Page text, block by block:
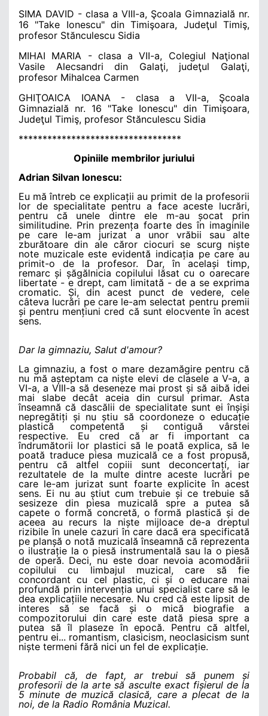
SIMA DAVID - clasa a VIII-a, Şcoala Gimnazială nr.
16 "Take Ionescu" din Timişoara, Judeţul Timiş,
profesor Stănculescu Sidia
MIHAI MARIA
- clasa a VII-a, Colegiul Naţional
Vasile Alecsandri din Galaţi, judeţul Galaţi,
profesor Mihalcea Carmen
GHIŢOAICA IOANA - clasa a VII-a,
Şcoala
Gimnazială nr. 16 "Take Ionescu" din Timişoara,
Judeţul Timiş, profesor Stănculescu Sidia
**********************************
Opiniile membrilor juriului
Adrian Silvan Ionescu:
Eu mă întreb ce explicații au primit de la profesorii
lor de specialitate pentru a face aceste lucrări,
pentru că unele dintre ele m-au șocat prin
similitudine. Prin prezența foarte des în imaginile
pe care le-am jurizat a unor vrăbii sau alte
zburătoare din ale căror ciocuri se scurg niște
note muzicale este evidentă indicația pe care au
primit-o de la profesor. Dar, în același timp,
remarc și șăgălnicia copilului lăsat cu o oarecare
libertate - e drept, cam limitată - de a se exprima
cromatic. Și, din acest punct de vedere, cele
câteva lucrări pe care le-am selectat pentru premii
și pentru mențiuni cred că sunt elocvente în acest
sens.
Dar la gimnaziu, Salut d'amour?
La gimnaziu, a fost o mare dezamăgire pentru că
nu mă așteptam ca niște elevi de clasele a V-a, a
VI-a, a VIII-a să deseneze mai prost și să aibă idei
mai slabe decât aceia din cursul primar. Asta
înseamnă că dascălii de specialitate sunt ei înșiși
nepregătiți și nu știu să coordoneze o educație
plastică competentă și contiguă vârstei
respective. Eu cred că ar fi important ca
îndrumătorii lor plastici să le poată explica, să le
poată traduce piesa muzicală ce a fost propusă,
pentru că altfel copiii sunt deconcertați, iar
rezultatele de la multe dintre aceste lucrări pe
care le-am jurizat sunt foarte explicite în acest
sens. Ei nu au știut cum trebuie și ce trebuie să
sesizeze din piesa muzicală spre a putea să
capete o formă concretă, o formă plastică și de
aceea au recurs la niște mijloace de-a dreptul
rizibile în unele cazuri în care dacă era specificată
pe planșă o notă muzicală înseamnă că reprezenta
o ilustrație la o piesă instrumentală sau la o piesă
de operă. Deci, nu este doar nevoia acomodării
copilului cu limbajul muzical, care să fie
concordant cu cel plastic, ci și o educare mai
profundă prin intervenția unui specialist care să le
dea explicațiile necesare. Nu cred că este lipsit de
interes să se facă și o mică biografie a
compozitorului din care este dată piesa spre a
putea să îl plaseze în epocă. Pentru că altfel,
pentru ei... romantism, clasicism, neoclasicism sunt
niște termeni fără nici un fel de explicație.
Probabil că, de fapt, ar trebui să punem și
profesorii de la arte să asculte exact fișierul de la
5 minute de muzică clasică, care a plecat de la
noi, de la Radio România Muzical.